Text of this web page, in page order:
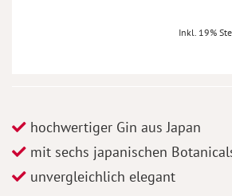
Inkl. 19%
hochwertiger Gin aus Japan
mit sechs japanischen
unvergleichlich elegant